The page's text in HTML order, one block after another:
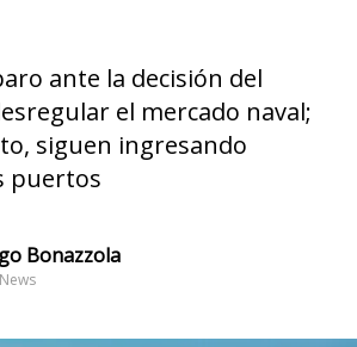
ante la decisión del
el mercado naval;
siguen ingresando
puertos
Bonazzola